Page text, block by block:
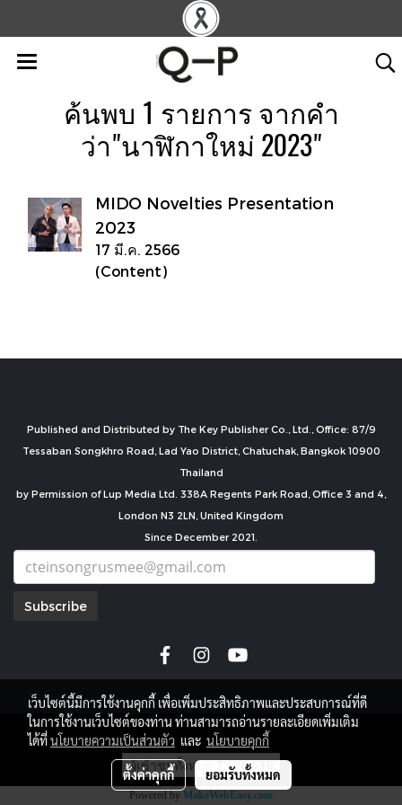
ค้นพบ 1 รายการ จากคำ
ว่า"นาฬิกาใหม่ 2023"
MIDO Novelties Presentation
2023
17 มี.ค. 2566
(Content)
Published and Distributed by The Key Publisher Co., Ltd., Office: 87/9
Tessaban Songkhro Road, Lad Yao District, Chatuchak, Bangkok 10900
Thailand
by Permission of Lup Media Ltd. 338A Regents Park Road, Office 3 and 4,
London N3 2LN, United Kingdom
Since December 2021.
Subscribe
copyright by
ผู้เข้าชมทั้งหมด7,676,530
Powered byMakeWebEasy.com
เว็บไซต์นี้มีการใช้งานคุกกี้ เพื่อเพิ่มประสิทธิภาพและประสบการณ์ที่ดี
ในการใช้งานเว็บไซต์ของท่าน ท่านสามารถอ่านรายละเอียดเพิ่มเติม
ได้ที่นโยบายความเป็นส่วนตัว และ นโยบายคุกกี้
ตั้งค่าคุกกี้ ยอมรับทั้งหมด